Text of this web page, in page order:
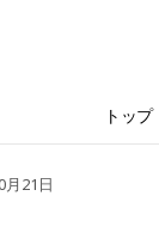
トップ
月21日